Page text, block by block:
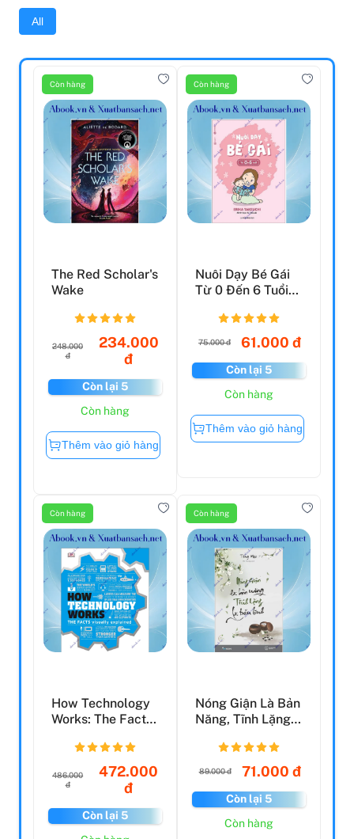
All
Còn hàng
The Red Scholar's
Wake
248.000
đ
234.000
đ
Còn lại 5
Còn hàng
Thêm vào giỏ hàng
Còn hàng
Nuôi Dạy Bé Gái
Từ 0 Đến 6 Tuổi
75.000 đ 61.000 đ
Còn lại 5
Còn hàng
Thêm vào giỏ hàng
Còn hàng
How Technology
Works: The Facts
Explained
486.000
đ
472.000
đ
Còn lại 5
Còn hàng
Nóng Giận Là Bản
Năng, Tĩnh Lặng
89.000 đ 71.000 đ
Còn lại 5
Còn hàng